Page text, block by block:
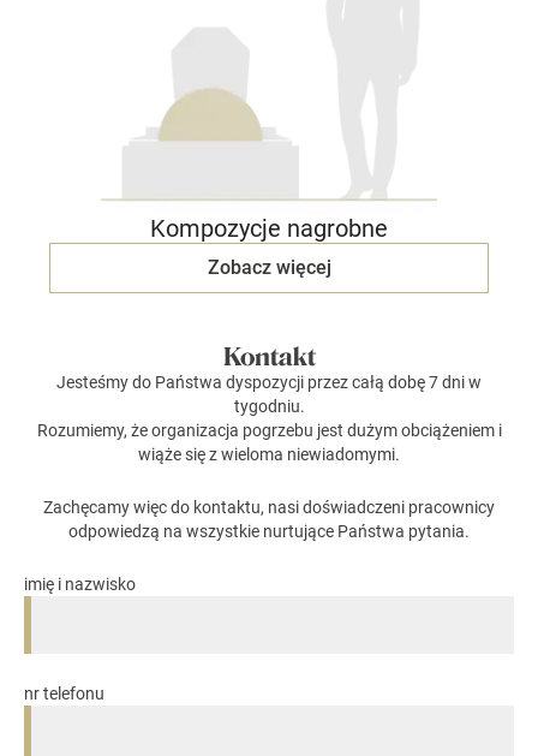
Kompozycje nagrobne
Zobacz więcej
Kontakt
Jesteśmy do Państwa dyspozycji przez całą dobę 7 dni w
tygodniu.
Rozumiemy, że organizacja pogrzebu jest dużym obciążeniem i
wiąże się z wieloma niewiadomymi.
Zachęcamy więc do kontaktu, nasi doświadczeni pracownicy
odpowiedzą na wszystkie nurtujące Państwa pytania.
imię i nazwisko
nr telefonu